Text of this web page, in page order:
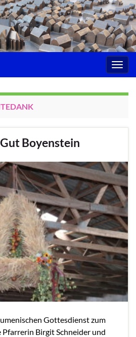
Boyenstein
Gottesdienst zum
Birgit Schneider und